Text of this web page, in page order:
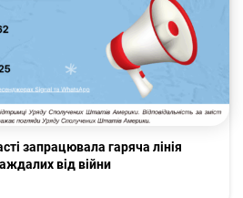
запрацювала гаряча лінія
від війни